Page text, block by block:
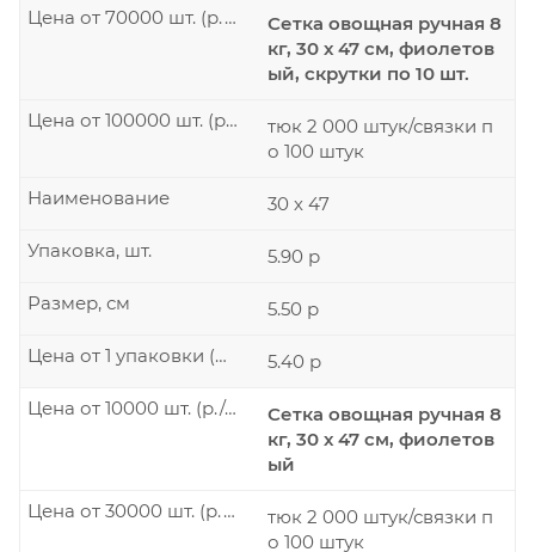
Сетка овощная ручная 8
кг, 30 х 47 см, фиолетов
ый, скрутки по 10 шт.
Цена от 70000 шт. (р./шт.)
тюк 2 000 штук/связки п
о 100 штук
Цена от 100000 шт. (р./шт.)
30 х 47
Наименование
5.90 р
Упаковка, шт.
5.50 р
Размер, см
5.40 р
Цена от 1 упаковки (р./шт.)
Сетка овощная ручная 8
кг, 30 х 47 см, фиолетов
ый
Цена от 10000 шт. (р./шт.)
тюк 2 000 штук/связки п
о 100 штук
Цена от 30000 шт. (р./шт.)